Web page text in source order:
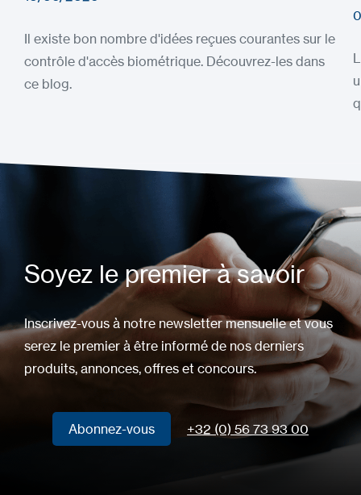
Il existe bon nombre d'idées reçues courantes sur le
contrôle d'accès biométrique. Découvrez-les dans
ce blog.
Soyez le premier à savoir
Inscrivez-vous à notre newsletter mensuelle et vous
serez le premier à être informé de nos derniers
produits, annonces, offres et concours.
Abonnez-vous +32 (0) 56 73 93 00